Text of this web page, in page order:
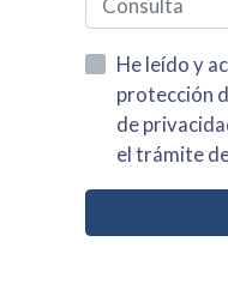
He leído y acepto la
protección de datos asi como el
de privacidad y acepto el tratamiento de mis
el trámite